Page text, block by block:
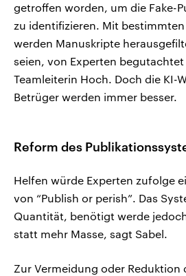
getroffen worden, um die Fake-
zu identifizieren. Mit
werden Manuskripte
seien, von Experten
Teamleiterin Hoch. Doch die KI-
Betrüger werden immer besser.
Reform des
Helfen würde Experten zufolge
von “Publish or perish”. Das
Quantität, benötigt werde
statt mehr Masse, sagt Sabel.
Zur Vermeidung oder Reduktion